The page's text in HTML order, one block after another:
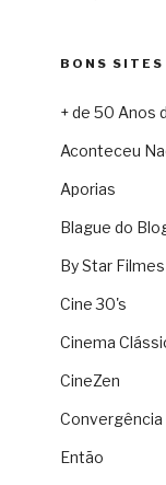
BONS SITES
+ de 50 Anos
Aconteceu
Aporias
Blague do
By Star Filmes
Cine 30's
Cinema
CineZen
Convergência
Então